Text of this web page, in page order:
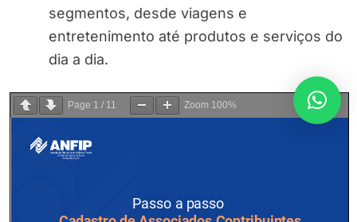
segmentos, desde viagens e
entretenimento até produtos e serviços do
dia a dia.
Page 1 / 11 Zoom 100%